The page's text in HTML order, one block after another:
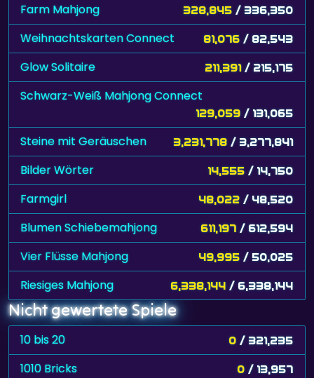
Farm Mahjong 328,845 / 336,350
Weihnachtskarten Connect 81,076 / 82,543
Glow Solitaire 211,391 / 215,175
Schwarz-Weiß Mahjong Connect
129,059 / 131,065
Steine mit Geräuschen 3,231,778 / 3,277,841
Bilder Wörter 14,555 / 14,750
Farmgirl 48,022 / 48,520
Blumen Schiebemahjong 611,197 / 612,594
Vier Flüsse Mahjong 49,995 / 50,025
Riesiges Mahjong 6,338,144 / 6,338,144
Nicht gewertete Spiele
10 bis 20 0 / 321,235
1010 Bricks 0 / 13,957